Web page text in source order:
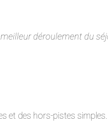
déroulement du
et des hors-pistes simples.